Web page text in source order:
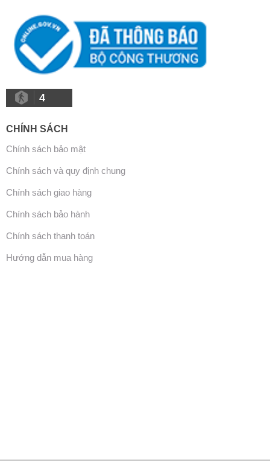
4
CHÍNH SÁCH
Chính sách bảo mật
Chính sách và quy định chung
Chính sách giao hàng
Chính sách bảo hành
Chính sách thanh toán
Hướng dẫn mua hàng